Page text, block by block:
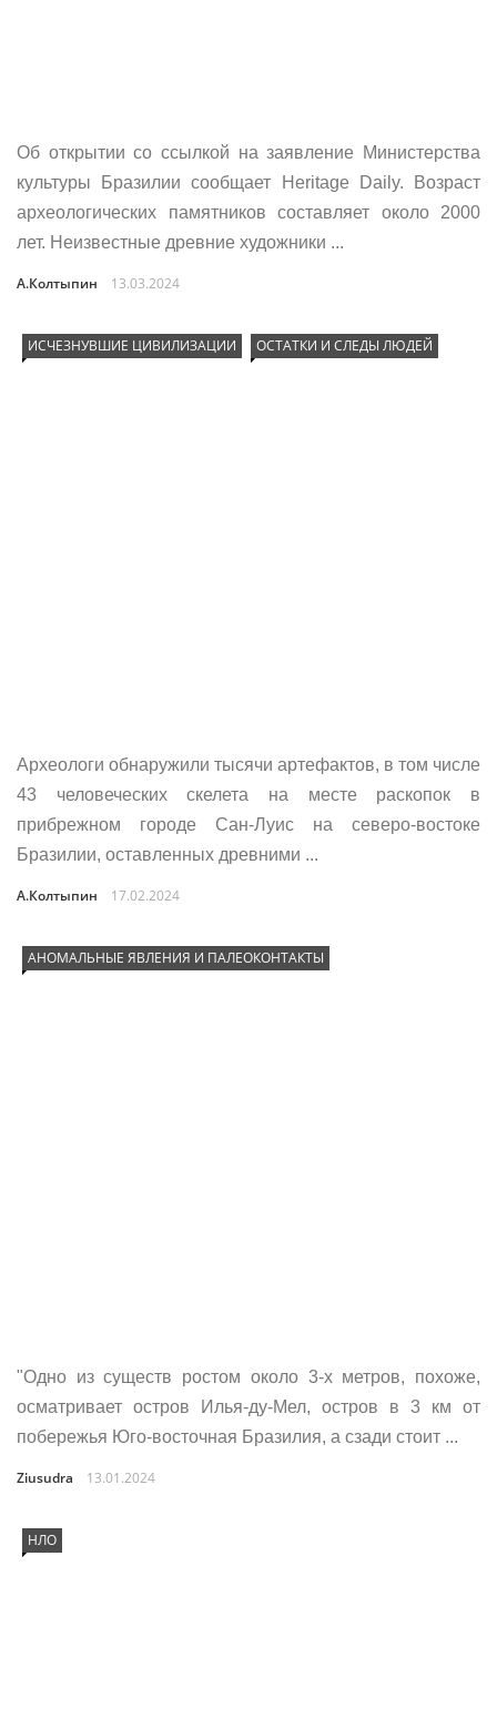
Об открытии со ссылкой на заявление Министерства
культуры Бразилии сообщает Heritage Daily. Возраст
археологических памятников составляет около 2000
лет. Неизвестные древние художники ...
А.Колтыпин 13.03.2024
ИСЧЕЗНУВШИЕ ЦИВИЛИЗАЦИИ ОСТАТКИ И СЛЕДЫ ЛЮДЕЙ
Археологи обнаружили тысячи артефактов, в том числе
43 человеческих скелета на месте раскопок в
прибрежном городе Сан-Луис на северо-востоке
Бразилии, оставленных древними ...
А.Колтыпин 17.02.2024
АНОМАЛЬНЫЕ ЯВЛЕНИЯ И ПАЛЕОКОНТАКТЫ
"Одно из существ ростом около 3-х метров, похоже,
осматривает остров Илья-ду-Мел, остров в 3 км от
побережья Юго-восточная Бразилия, а сзади стоит ...
Ziusudra 13.01.2024
НЛО